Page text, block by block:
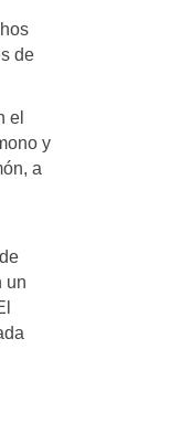
de
el
y
a
un